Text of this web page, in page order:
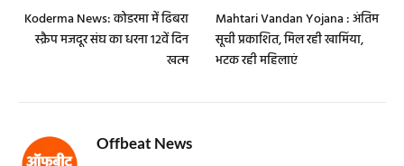
Koderma News: कोडरमा में ढिबरा
स्क्रैप मजदूर संघ का धरना 12वें दिन
खत्म
Mahtari Vandan Yojana : अंतिम
सूची प्रकाशित, मिल रही खामिंया,
भटक रही महिलाएं
Offbeat News